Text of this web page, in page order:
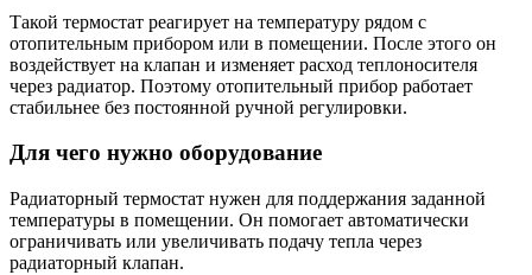
Такой термостат реагирует на температуру рядом с
отопительным прибором или в помещении. После этого он
воздействует на клапан и изменяет расход теплоносителя
через радиатор. Поэтому отопительный прибор работает
стабильнее без постоянной ручной регулировки.
Для чего нужно оборудование
Радиаторный термостат нужен для поддержания заданной
температуры в помещении. Он помогает автоматически
ограничивать или увеличивать подачу тепла через
радиаторный клапан.